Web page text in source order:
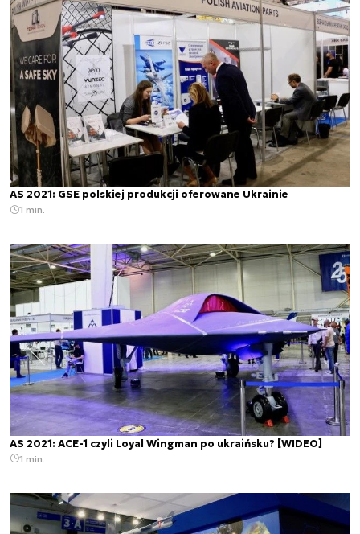
AS 2021: GSE polskiej produkcji oferowane Ukrainie
1 min.
AS 2021: ACE-1 czyli Loyal Wingman po ukraińsku? [WIDEO]
1 min.